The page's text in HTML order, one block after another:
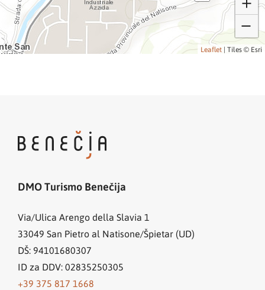
Leaflet | Tiles © Esri
DMO Turismo Benečija
Via/Ulica Arengo della Slavia 1
33049 San Pietro al Natisone/Špietar (UD)
DŠ: 94101680307
ID za DDV: 02835250305
+39 375 817 1668